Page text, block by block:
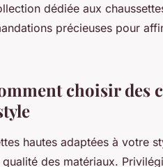
dédiée aux
précieuses pour
choisir des
hautes adaptées à votre
des matériaux.